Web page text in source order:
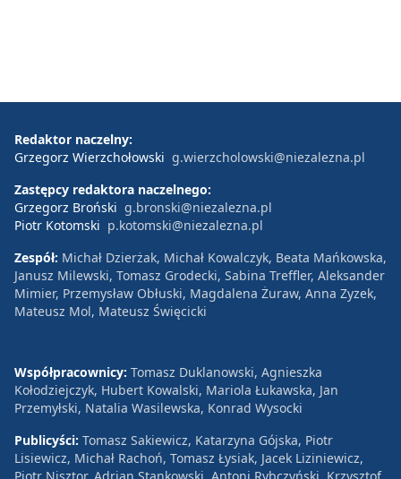
Redaktor naczelny:
Grzegorz Wierzchołowski g.wierzcholowski@niezalezna.pl
Zastępcy redaktora naczelnego:
Grzegorz Broński g.bronski@niezalezna.pl
Piotr Kotomski p.kotomski@niezalezna.pl
Zespół: Michał Dzierżak, Michał Kowalczyk, Beata Mańkowska,
Janusz Milewski, Tomasz Grodecki, Sabina Treffler, Aleksander
Mimier, Przemysław Obłuski, Magdalena Żuraw, Anna Zyzek,
Mateusz Mol, Mateusz Święcicki
Współpracownicy: Tomasz Duklanowski, Agnieszka
Kołodziejczyk, Hubert Kowalski, Mariola Łukawska, Jan
Przemyłski, Natalia Wasilewska, Konrad Wysocki
Publicyści: Tomasz Sakiewicz, Katarzyna Gójska, Piotr
Lisiewicz, Michał Rachoń, Tomasz Łysiak, Jacek Liziniewicz,